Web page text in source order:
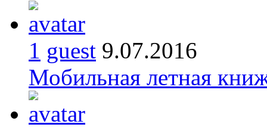
1 guest 9.07.2016
Мобильная летная